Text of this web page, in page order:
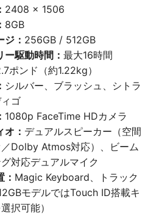
2408 × 1506
8GB
ジ： 256GB / 512GB
ー駆動時間： 最大16時間
ポンド（約1.22kg）
シルバー、ブラッシュ、シトラ
ゴ
1080p FaceTime HDカメラ
オ： デュアルスピーカー（空間
Dolby Atmos対応）、ビーム
対応デュアルマイク
： Magic Keyboard、トラック
モデルではTouch ID搭載キ
択可能）